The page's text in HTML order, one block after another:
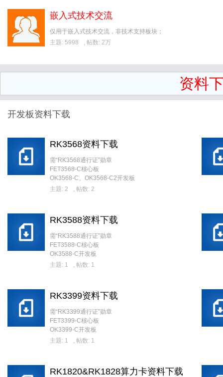
嵌入式技术交流
仅用于嵌入式技术交流，非技术支持板块；
主题: 5998
, 帖数: 2万
资料
开发板资料下载
RK3568资料下载
需“RK3568通行证”勋章
FET3568-C核心板
OK3568-C、OK3568-C2开发板
主题: 2
, 帖数: 2
RK3588资料下载
需“RK3588通行证”勋章
FET3588-C核心板
OK3588-C开发板
主题: 1
, 帖数: 1
RK3399资料下载
需“RK3399通行证”勋章
FET3399-C核心板
OK3399-C开发板
主题: 1
, 帖数: 1
RK1820&RK1828算力卡资料下载